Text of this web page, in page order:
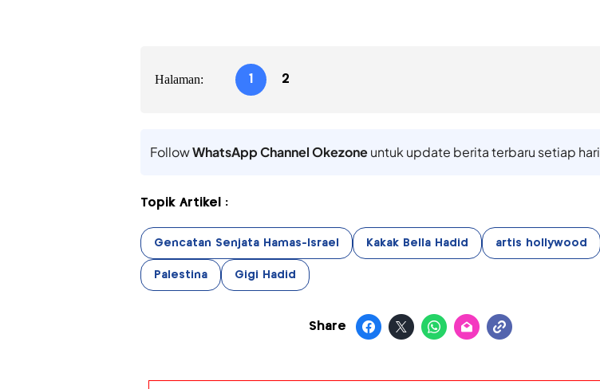
Halaman: 1 2
FollowWhatsApp Channel Okezoneuntuk update berita terbaru setiap hari
Topik Artikel :
Gencatan Senjata Hamas-Israel Kakak Bella Hadid artis hollywood
Palestina Gigi Hadid
Share